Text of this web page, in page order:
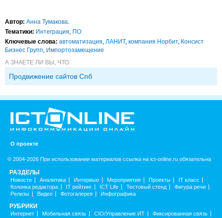
Автор: Анна Тумакова
Тематики: Интеграция ПО
Ключевые слова: автоматизация ЛАНИТ, компания Норбит, Консист
Бизнес Групп Импорто­замещение
А ЗНАЕТЕ ЛИ ВЫ, ЧТО:
Продвижение сайтов Спб
О проекте
© 2004-2026 При использовании материалов ссылка на ict-online.ru обязательна
РАЗДЕЛЫ
Новости Аналитика Интервью Мероприятия Проекты
IT класс
Колонка редактора
IT рейтинг ICT Life Тестовый стенд
Фигура речи
Релизы
Видео Фотогалерея Инфографика
РУБРИКИ
Интернет Мобильная связь CIO/Управление ИТ
Фиксированная связь